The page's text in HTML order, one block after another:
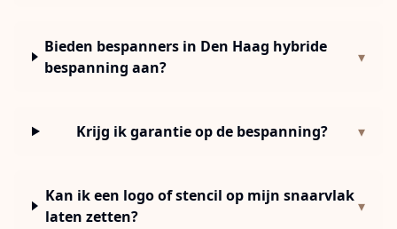
Bieden bespanners in Den Haag hybride
bespanning aan?
▾
Krijg ik garantie op de bespanning? ▾
Kan ik een logo of stencil op mijn snaarvlak
laten zetten?
▾